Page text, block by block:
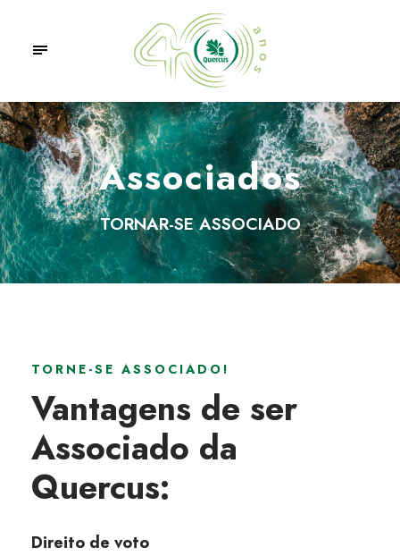
Associados
TORNAR-SE ASSOCIADO
TORNE-SE ASSOCIADO!
Vantagens de ser
Associado da
Quercus:
Direito de voto